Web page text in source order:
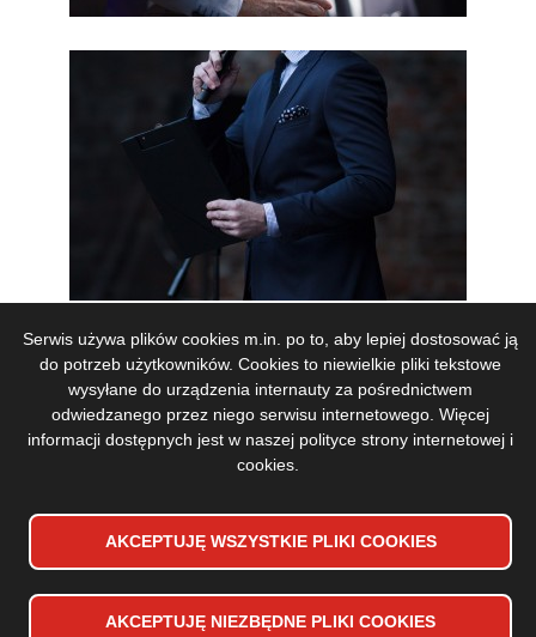
Serwis używa plików cookies m.in. po to, aby lepiej dostosować ją
do potrzeb użytkowników. Cookies to niewielkie pliki tekstowe
wysyłane do urządzenia internauty za pośrednictwem
odwiedzanego przez niego serwisu internetowego. Więcej
informacji dostępnych jest w naszej polityce strony internetowej i
cookies
AKCEPTUJĘ WSZYSTKIE PLIKI COOKIES
AKCEPTUJĘ NIEZBĘDNE PLIKI COOKIES
WYCOFAJ ZGODĘ NA PLIKI COOKIES